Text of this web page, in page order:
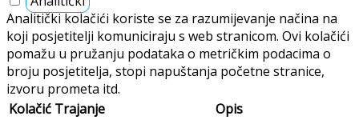
Analitički kolačići koriste se za razumijevanje načina na
koji posjetitelji komuniciraju s web stranicom. Ovi kolačići
pomažu u pružanju podataka o metričkim podacima o
broju posjetitelja, stopi napuštanja početne stranice,
izvoru prometa itd.
Kolačić Trajanje Opis